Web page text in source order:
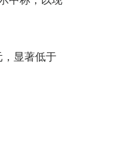
显著低于